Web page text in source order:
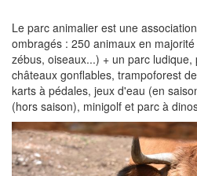
Le parc animalier est une
ombragés : 250 animaux en
zébus, oiseaux...) + un parc
châteaux gonflables, trampoforest
karts à pédales, jeux d'eau (en
(hors saison), minigolf et parc à